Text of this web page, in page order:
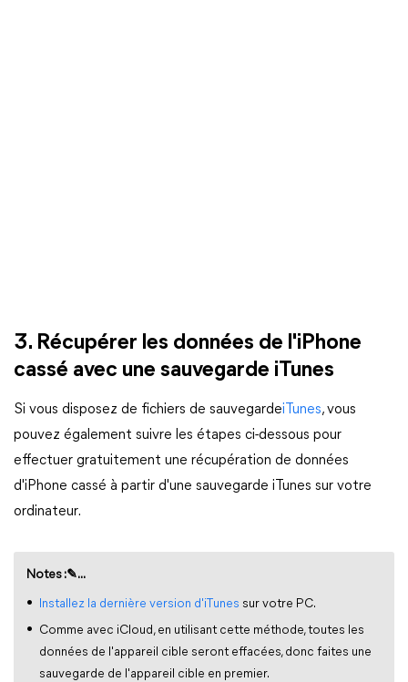
3. Récupérer les données de l'iPhone
cassé avec une sauvegarde iTunes
Si vous disposez de fichiers de sauvegardeiTunes, vous
pouvez également suivre les étapes ci-dessous pour
effectuer gratuitement une récupération de données
d'iPhone cassé à partir d'une sauvegarde iTunes sur votre
ordinateur.
Notes :✎...
Installez la dernière version d'iTunes sur votre PC.
Comme avec iCloud, en utilisant cette méthode, toutes les
données de l'appareil cible seront effacées, donc faites une
sauvegarde de l'appareil cible en premier.